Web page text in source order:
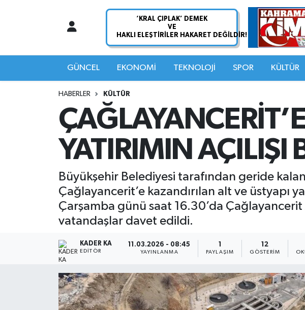
GÜNCEL EKONOMİ TEKNOLOJİ SPOR KÜLTÜR
HABERLER KÜLTÜR
YATIRIMIN AÇILIŞI
Büyükşehir Belediyesi tarafından geride
Çağlayancerit’e kazandırılan alt ve üstyapı
Çarşamba günü saat 16.30’da
vatandaşlar davet edildi.
KADER KA
EDITÖR
11.03.2026 - 08:45
YAYINLANMA PAYLAŞIM
12
GÖSTERIM
Hava Durumu
Namaz Vakitleri
Trafik Durumu
Süper Lig Puan Durumu ve Fikstür
Son Dakika Haberleri
Haber Arşivi